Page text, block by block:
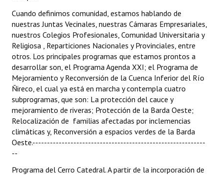
Bariloche, Municipio intercultural
Entrega de distinciones
REFORMA DE LA CARTA ORGÁNICA
Cuando definimos comunidad, estamos hablando de
nuestras Juntas Vecinales, nuestras Cámaras Empresariales,
nuestros Colegios Profesionales, Comunidad Universitaria y
Religiosa , Reparticiones Nacionales y Provinciales, entre
otros. Los principales programas que estamos prontos a
desarrollar son, el Programa Agenda XXI; el Programa de
Mejoramiento y Reconversión de la Cuenca Inferior del Río
Ñireco, el cual ya está en marcha y contempla cuatro
subprogramas, que son: La protección del cauce y
mejoramiento de riveras; Protección de la Barda Oeste;
Relocalización de familias afectadas por inclemencias
climáticas y, Reconversión a espacios verdes de la Barda
Oeste.-----------------------------------------------------------
--
Programa del Cerro Catedral. A partir de la incorporación de